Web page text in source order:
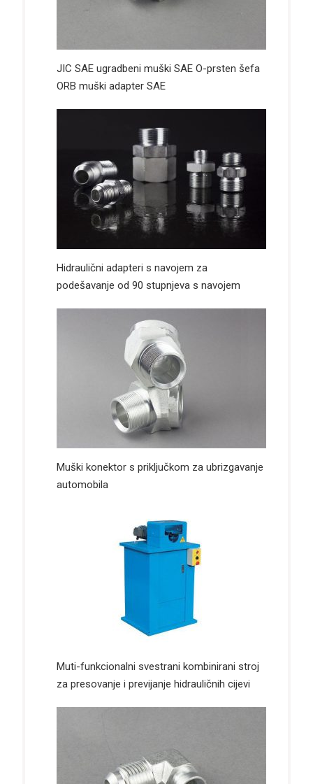
JIC SAE ugradbeni muški SAE O-prsten šefa
ORB muški adapter SAE
Hidraulični adapteri s navojem za
podešavanje od 90 stupnjeva s navojem
Muški konektor s priključkom za ubrizgavanje
automobila
Muti-funkcionalni svestrani kombinirani stroj
za presovanje i previjanje hidrauličnih cijevi